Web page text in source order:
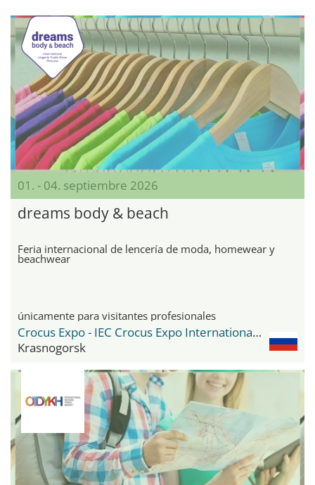
01. - 04. septiembre 2026
dreams body & beach
Feria internacional de lencería de moda, homewear y
beachwear
únicamente para visitantes profesionales
Crocus Expo - IEC Crocus Expo International Exhibition Centre
Krasnogorsk